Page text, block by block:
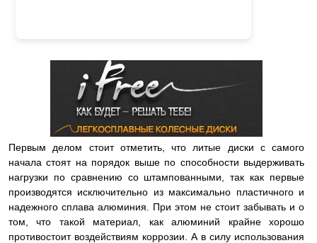
Первым делом стоит отметить, что литые диски с самого
начала стоят на порядок выше по способности выдерживать
нагрузки по сравнению со штампованными, так как первые
производятся исключительно из максимально пластичного и
надежного сплава алюминия. При этом не стоит забывать и о
том, что такой материал, как алюминий крайне хорошо
противостоит воздействиям коррозии. А в силу использования